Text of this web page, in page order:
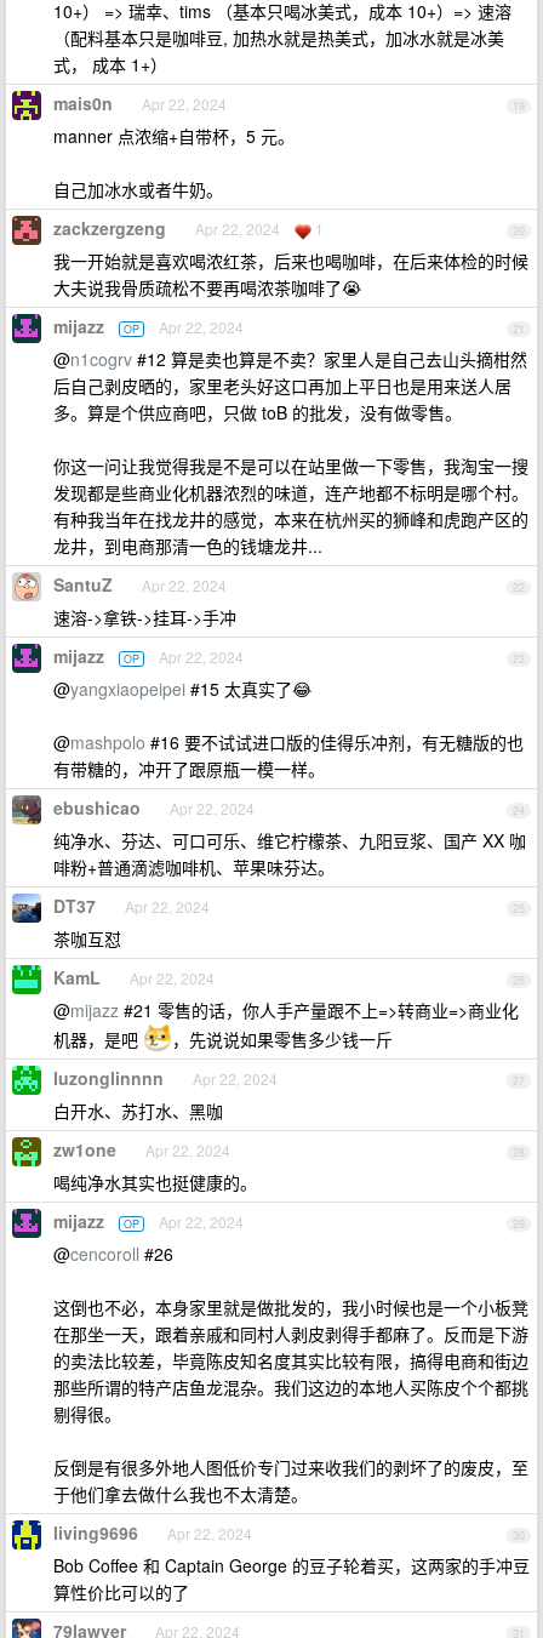
10+） => 瑞幸、tims （基本只喝冰美式，成本 10+）=> 速溶
（配料基本只是咖啡豆, 加热水就是热美式，加冰水就是冰美
式， 成本 1+）
19
mais0n Apr 22, 2024
manner 点浓缩+自带杯，5 元。
自己加冰水或者牛奶。
20
zackzergzeng Apr 22, 2024 1
我一开始就是喜欢喝浓红茶，后来也喝咖啡，在后来体检的时候
大夫说我骨质疏松不要再喝浓茶咖啡了😭
21
mijazz OP Apr 22, 2024
@n1cogrv #12 算是卖也算是不卖？家里人是自己去山头摘柑然
后自己剥皮晒的，家里老头好这口再加上平日也是用来送人居
多。算是个供应商吧，只做 toB 的批发，没有做零售。
你这一问让我觉得我是不是可以在站里做一下零售，我淘宝一搜
发现都是些商业化机器浓烈的味道，连产地都不标明是哪个村。
有种我当年在找龙井的感觉，本来在杭州买的狮峰和虎跑产区的
龙井，到电商那清一色的钱塘龙井...
22
SantuZ Apr 22, 2024
速溶->拿铁->挂耳->手冲
23
mijazz OP Apr 22, 2024
@yangxiaopeipei #15 太真实了😂
@mashpolo #16 要不试试进口版的佳得乐冲剂，有无糖版的也
有带糖的，冲开了跟原瓶一模一样。
24
ebushicao Apr 22, 2024
纯净水、芬达、可口可乐、维它柠檬茶、九阳豆浆、国产 XX 咖
啡粉+普通滴滤咖啡机、苹果味芬达。
25
DT37 Apr 22, 2024
茶咖互怼
26
KamL Apr 22, 2024
@mijazz #21 零售的话，你人手产量跟不上=>转商业=>商业化
机器，是吧
，先说说如果零售多少钱一斤
27
luzonglinnnn Apr 22, 2024
白开水、苏打水、黑咖
28
zw1one Apr 22, 2024
喝纯净水其实也挺健康的。
29
mijazz OP Apr 22, 2024
@cencoroll #26
这倒也不必，本身家里就是做批发的，我小时候也是一个小板凳
在那坐一天，跟着亲戚和同村人剥皮剥得手都麻了。反而是下游
的卖法比较差，毕竟陈皮知名度其实比较有限，搞得电商和街边
那些所谓的特产店鱼龙混杂。我们这边的本地人买陈皮个个都挑
剔得很。
反倒是有很多外地人图低价专门过来收我们的剥坏了的废皮，至
于他们拿去做什么我也不太清楚。
30
living9696 Apr 22, 2024
Bob Coffee 和 Captain George 的豆子轮着买，这两家的手冲豆
算性价比可以的了
31
79lawyer Apr 22, 2024